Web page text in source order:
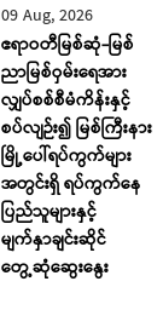
09 Aug, 2026
ဧရာဝတီမြစ်ဆုံ-မြစ်
ညာမြစ်ဝှမ်းရေအား
လျှပ်စစ်စီမံကိန်းနှင့်
စပ်လျဉ်း၍ မြစ်ကြီးနား
မြို့ပေါ်ရပ်ကွက်များ
အတွင်းရှိ ရပ်ကွက်နေ
ပြည်သူများနှင့်
မျက်နှာချင်းဆိုင်
တွေ့ဆုံဆွေးနွေး